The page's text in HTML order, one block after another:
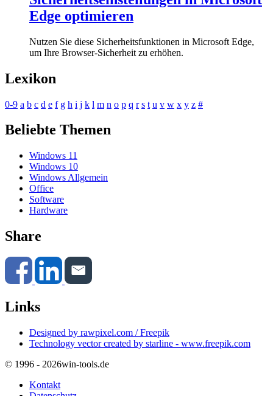
Edge optimieren
Nutzen Sie diese Sicherheitsfunktionen in Microsoft Edge,
um Ihre Browser-Sicherheit zu erhöhen.
Lexikon
0-9 a b c d e f g h i j k l m n o p q r s t u v w x y z #
Beliebte Themen
Windows 11
Windows 10
Windows Allgemein
Office
Software
Hardware
Share
Links
Designed by rawpixel.com / Freepik
Technology vector created by starline - www.freepik.com
© 1996 - 2026win-tools.de
Kontakt